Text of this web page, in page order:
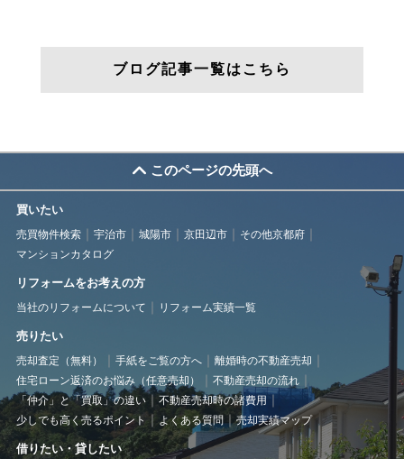
ブログ記事一覧はこちら
このページの先頭へ
買いたい
売買物件検索 宇治市 城陽市 京田辺市
その他京都府
マンションカタログ
リフォームをお考えの方
当社のリフォームについて リフォーム実績一覧
売りたい
売却査定（無料） 手紙をご覧の方へ
離婚時の不動産売却
住宅ローン返済のお悩み（任意売却）
不動産売却の流れ
「仲介」と「買取」の違い
不動産売却時の諸費用
少しでも高く売るポイント
よくある質問 売却実績マップ
借りたい・貸したい